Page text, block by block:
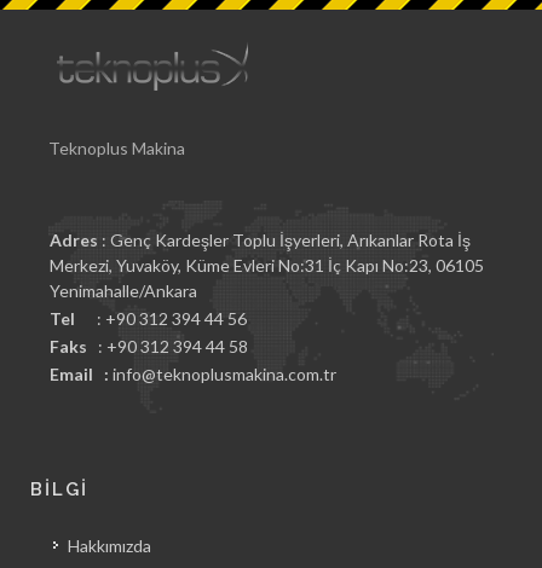
Teknoplus Makina
Adres : Genç Kardeşler Toplu İşyerleri, Arıkanlar Rota İş
Merkezi, Yuvaköy, Küme Evleri No:31 İç Kapı No:23, 06105
Yenimahalle/Ankara
Tel : +90 312 394 44 56
Faks : +90 312 394 44 58
Email : info@teknoplusmakina.com.tr
BİLGİ
Hakkımızda